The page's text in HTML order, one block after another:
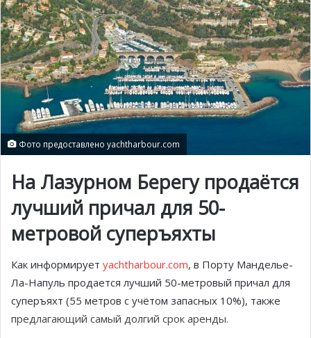
Фото предоставлено yachtharbour.com
На Лазурном Берегу продаётся
лучший причал для 50-
метровой суперъяхты
Как информирует yachtharbour.com, в Порту Манделье-
Ла-Напуль продается лучший 50-метровый причал для
суперъяхт (55 метров с учётом запасных 10%), также
предлагающий самый долгий срок аренды.